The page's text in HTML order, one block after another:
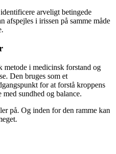
arveligt betingede
afspejles i irissen på samme måde
metode i medicinsk forstand og
Den bruges som et
for at forstå kroppens
sundhed og balance.
på. Og inden for den ramme kan